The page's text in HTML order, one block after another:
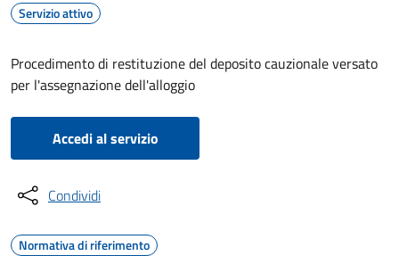
Servizio attivo
Procedimento di restituzione del deposito cauzionale versato
per l'assegnazione dell'alloggio
Accedi al servizio
Condividi
Normativa di riferimento